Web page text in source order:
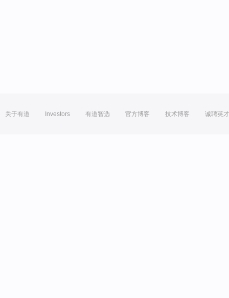
关于有道 Investors 有道智选 官方博客 技术博客 诚聘英才